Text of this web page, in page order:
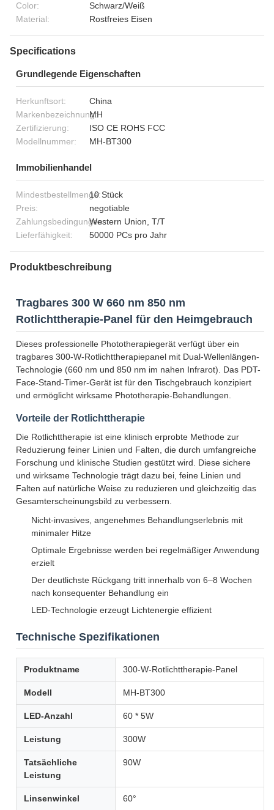
Color:
Schwarz/Weiß
Material:
Rostfreies Eisen
Specifications
Grundlegende Eigenschaften
Herkunftsort:
China
Markenbezeichnung:MH
Zertifizierung:
ISO CE ROHS FCC
Modellnummer:
MH-BT300
Immobilienhandel
Mindestbestellmenge:10 Stück
Preis:
negotiable
Zahlungsbedingungen:Western Union, T/T
Lieferfähigkeit:
50000 PCs pro Jahr
Produktbeschreibung
Tragbares 300 W 660 nm 850 nm
Rotlichttherapie-Panel für den Heimgebrauch
Dieses professionelle Phototherapiegerät verfügt über ein
tragbares 300-W-Rotlichttherapiepanel mit Dual-Wellenlängen-
Technologie (660 nm und 850 nm im nahen Infrarot). Das PDT-
Face-Stand-Timer-Gerät ist für den Tischgebrauch konzipiert
und ermöglicht wirksame Phototherapie-Behandlungen.
Vorteile der Rotlichttherapie
Die Rotlichttherapie ist eine klinisch erprobte Methode zur
Reduzierung feiner Linien und Falten, die durch umfangreiche
Forschung und klinische Studien gestützt wird. Diese sichere
und wirksame Technologie trägt dazu bei, feine Linien und
Falten auf natürliche Weise zu reduzieren und gleichzeitig das
Gesamterscheinungsbild zu verbessern.
Nicht-invasives, angenehmes Behandlungserlebnis mit
minimaler Hitze
Optimale Ergebnisse werden bei regelmäßiger Anwendung
erzielt
Der deutlichste Rückgang tritt innerhalb von 6–8 Wochen
nach konsequenter Behandlung ein
LED-Technologie erzeugt Lichtenergie effizient
Technische Spezifikationen
Produktname 300-W-Rotlichttherapie-Panel
Modell MH-BT300
LED-Anzahl 60 * 5W
Leistung 300W
Tatsächliche
Leistung
90W
Linsenwinkel 60°